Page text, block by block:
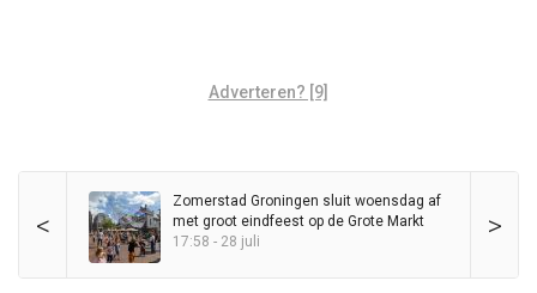
Adverteren? [9]
< >
Zomerstad Groningen sluit woensdag af
met groot eindfeest op de Grote Markt
17:58 - 28 juli